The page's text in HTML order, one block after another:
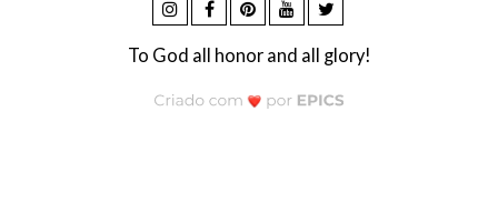
To God all honor and all glory!